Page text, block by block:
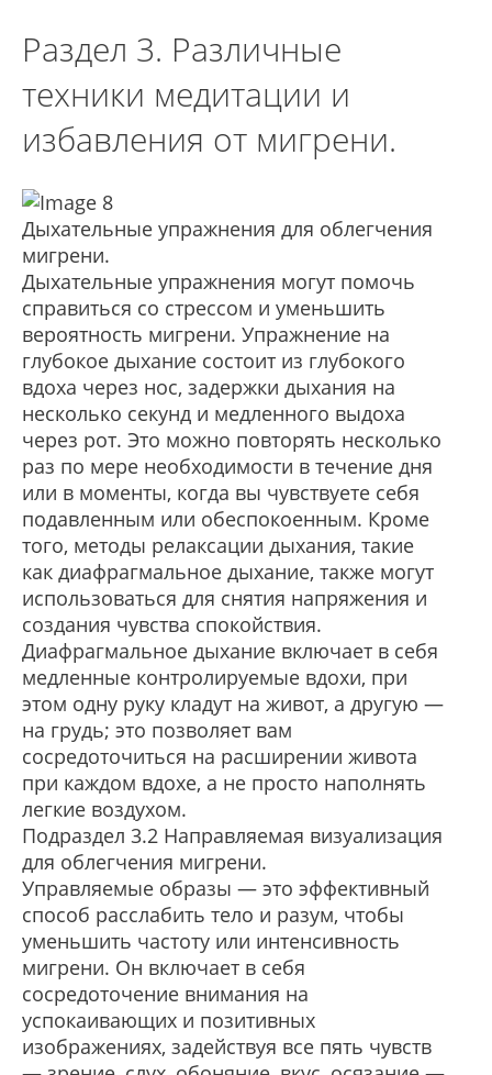
Раздел 3. Различные
техники медитации и
избавления от мигрени.
Дыхательные упражнения для облегчения
мигрени.
Дыхательные упражнения могут помочь
справиться со стрессом и уменьшить
вероятность мигрени. Упражнение на
глубокое дыхание состоит из глубокого
вдоха через нос, задержки дыхания на
несколько секунд и медленного выдоха
через рот. Это можно повторять несколько
раз по мере необходимости в течение дня
или в моменты, когда вы чувствуете себя
подавленным или обеспокоенным. Кроме
того, методы релаксации дыхания, такие
как диафрагмальное дыхание, также могут
использоваться для снятия напряжения и
создания чувства спокойствия.
Диафрагмальное дыхание включает в себя
медленные контролируемые вдохи, при
этом одну руку кладут на живот, а другую —
на грудь; это позволяет вам
сосредоточиться на расширении живота
при каждом вдохе, а не просто наполнять
легкие воздухом.
Подраздел 3.2 Направляемая визуализация
для облегчения мигрени.
Управляемые образы — это эффективный
способ расслабить тело и разум, чтобы
уменьшить частоту или интенсивность
мигрени. Он включает в себя
сосредоточение внимания на
успокаивающих и позитивных
изображениях, задействуя все пять чувств